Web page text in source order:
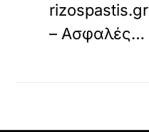
rizospastis.gr
– Ασφαλές…